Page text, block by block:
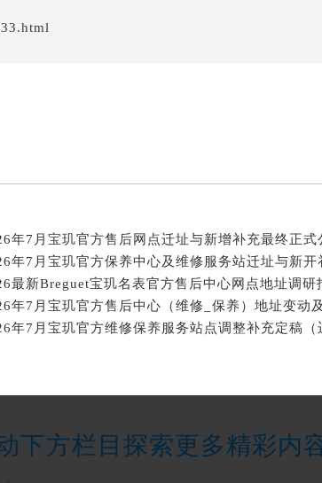
提前预约）
需提前预约）
层1102室宝玑售后服务中心（北京总部）（需
602室宝玑售后服务中心（需提前预约）
服务中心（需提前预约）
中心（需提前预约）
名表维修宝玑售后服务中心（需提前预约）
（需提前预约）
服务中心（需提前预约）
务中心（需提前预约）
敦路交叉口宝玑售后服务中心（需提前预约）
服务中心（需提前预约）
年7月宝玑官方售后网点迁址与新增补充最终正式
最新Breguet宝玑名表官方售后中心网点地址调研
下方栏目探索更多精彩内